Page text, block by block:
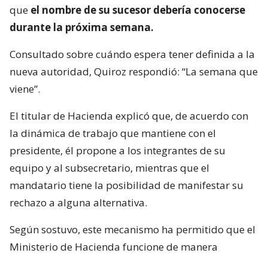
que el nombre de su sucesor debería conocerse
durante la próxima semana.
Consultado sobre cuándo espera tener definida a la
nueva autoridad, Quiroz respondió: “La semana que
viene”.
El titular de Hacienda explicó que, de acuerdo con
la dinámica de trabajo que mantiene con el
presidente, él propone a los integrantes de su
equipo y al subsecretario, mientras que el
mandatario tiene la posibilidad de manifestar su
rechazo a alguna alternativa.
Según sostuvo, este mecanismo ha permitido que el
Ministerio de Hacienda funcione de manera